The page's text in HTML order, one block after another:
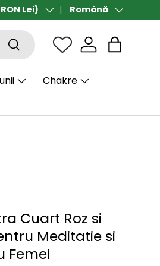
190 lei
Lei) LimbăRomână
Căutare Sac
Chakre
Cuart Roz si
Meditatie si
Femei